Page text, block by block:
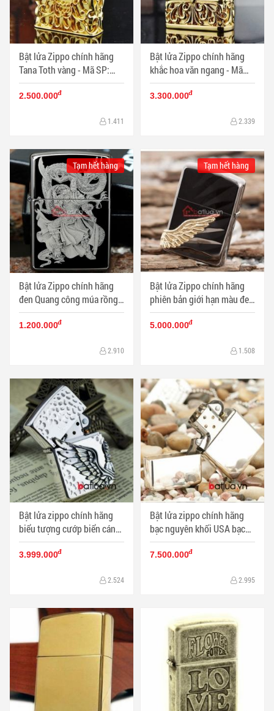
Bật lửa Zippo chính hãng
Tana Toth vàng - Mã SP:
BL09945
2.500.000đ
1.411
Bật lửa Zippo chính hãng
khắc hoa văn ngang - Mã
SP: BL09947
3.300.000đ
2.339
Bật lửa Zippo chính hãng
đen Quang công múa rồng -
Mã SP: BL09954
Tạm hết hàng
1.200.000đ
2.910
Bật lửa Zippo chính hãng
phiên bản giới hạn màu đen
Cánh thiên thần - Mã SP:
BL09965
Tạm hết hàng
5.000.000đ
1.508
Bật lửa zippo chính hãng
biểu tượng cướp biển cánh
thiên thần - Mã SP:
BL09970
3.999.000đ
2.524
Bật lửa zippo chính hãng
bạc nguyên khối USA bạc
bóng - Mã SP: BL10051
7.500.000đ
2.995